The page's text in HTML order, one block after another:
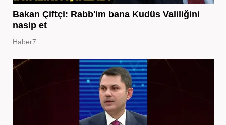
Bakan Çiftçi: Rabb'im bana Kudüs Valiliğini
nasip et
Haber7